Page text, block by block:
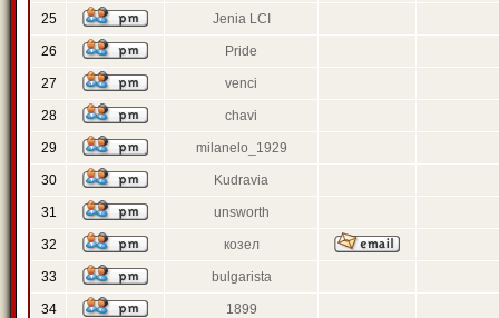
25 Jenia LCI
26 Pride
27 venci
28 chavi
29 milanelo_1929
30 Kudravia
31 unsworth
32 козел
33 bulgarista
34 1899